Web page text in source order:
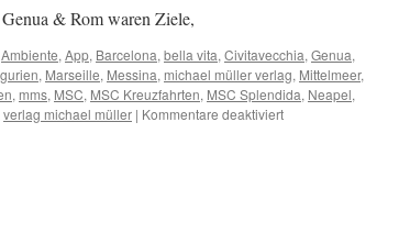
& Rom waren Ziele,
Ambiente, App, Barcelona, bella vita, Civitavecchia, Genua,
, Marseille, Messina, michael müller verlag, Mittelmeer,
, mms, MSC, MSC Kreuzfahrten, MSC Splendida, Neapel,
verlag michael müller | Kommentare deaktiviertfür